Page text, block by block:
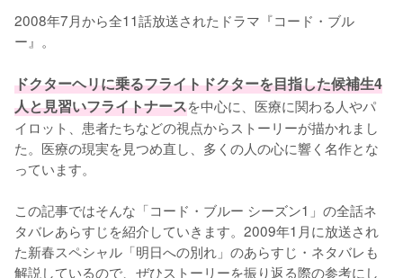
2008年7月から全11話放送されたドラマ『コード・ブル
ー』。
ドクターヘリに乗るフライトドクターを目指した候補生4
人と見習いフライトナースを中心に、医療に関わる人やパ
イロット、患者たちなどの視点からストーリーが描かれまし
た。医療の現実を見つめ直し、多くの人の心に響く名作とな
っています。
この記事ではそんな「コード・ブルー シーズン1」の全話ネ
タバレあらすじを紹介していきます。2009年1月に放送され
た新春スペシャル「明日への別れ」のあらすじ・ネタバレも
解説しているので、ぜひストーリーを振り返る際の参考にし